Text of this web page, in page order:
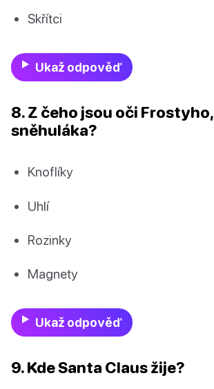
Skřítci
Ukaž odpověď
8. Z čeho jsou oči Frostyho,
sněhuláka?
Knoflíky
Uhlí
Rozinky
Magnety
Ukaž odpověď
9. Kde Santa Claus žije?